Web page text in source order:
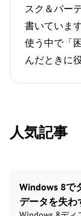
スク＆パー
書いていま
使う中で「
んだときに
人気記事
Windows 8で
データを失わ